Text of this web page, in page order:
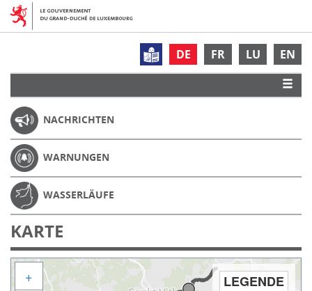
DE FR LU EN
NACHRICHTEN
WARNUNGEN
WASSERLÄUFE
KARTE
LEGENDE
+